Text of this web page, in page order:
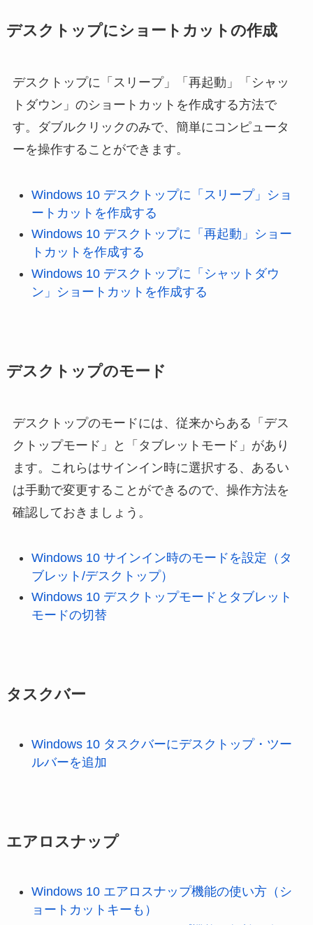
デスクトップにショートカットの作成
デスクトップに「スリープ」「再起動」「シャッ
トダウン」のショートカットを作成する方法で
す。ダブルクリックのみで、簡単にコンピュータ
ーを操作することができます。
Windows 10 デスクトップに「スリープ」ショ
ートカットを作成する
Windows 10 デスクトップに「再起動」ショー
トカットを作成する
Windows 10 デスクトップに「シャットダウ
ン」ショートカットを作成する
デスクトップのモード
デスクトップのモードには、従来からある「デス
クトップモード」と「タブレットモード」があり
ます。これらはサインイン時に選択する、あるい
は手動で変更することができるので、操作方法を
確認しておきましょう。
Windows 10 サインイン時のモードを設定（タ
ブレット/デスクトップ）
Windows 10 デスクトップモードとタブレット
モードの切替
タスクバー
Windows 10 タスクバーにデスクトップ・ツー
ルバーを追加
エアロスナップ
Windows 10 エアロスナップ機能の使い方（シ
ョートカットキーも）